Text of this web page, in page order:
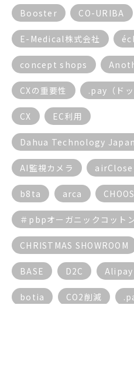
Booster CO-URIBA
E-Medical株式会社
concept shops
CXの重要性 .pay（ドッ
CX EC利用
Dahua Technology
AI監視カメラ
b8ta arca
＃pbpオーガニックコット
CHRISTMAS SHOWROOM
BASE D2C Alipay
botia CO2削減